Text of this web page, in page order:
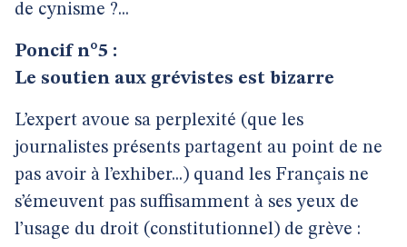
de cynisme ?...
Poncif n°5 :
Le soutien aux grévistes est bizarre
L’expert avoue sa perplexité (que les
journalistes présents partagent au point de ne
pas avoir à l’exhiber...) quand les Français ne
s’émeuvent pas suffisamment à ses yeux de
l’usage du droit (constitutionnel) de grève :